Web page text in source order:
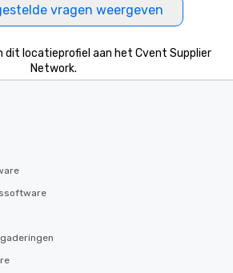
business hours or
after work, we can
needs. Go for as Long or as Short as
You Like Along with
vragen weergeven
dit locatieprofiel aan het Cvent Supplier
Network.